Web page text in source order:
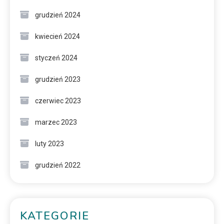
grudzień 2024
kwiecień 2024
styczeń 2024
grudzień 2023
czerwiec 2023
marzec 2023
luty 2023
grudzień 2022
KATEGORIE